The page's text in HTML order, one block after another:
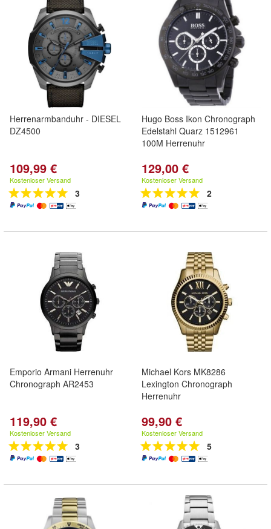
Herrenarmbanduhr - DIESEL
DZ4500
109,99 €
Kostenloser Versand
3
Hugo Boss Ikon Chronograph
Edelstahl Quarz 1512961
100M Herrenuhr
129,00 €
Kostenloser Versand
2
Emporio Armani Herrenuhr
Chronograph AR2453
119,90 €
Kostenloser Versand
3
Michael Kors MK8286
Lexington Chronograph
Herrenuhr
99,90 €
Kostenloser Versand
5